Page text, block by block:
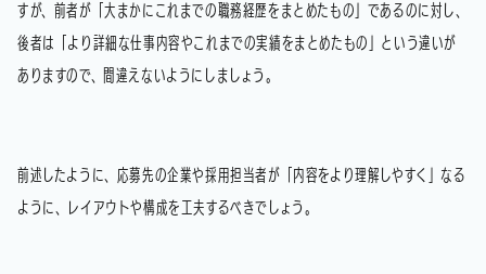
すが、前者が「大まかにこれまでの職務経歴をまとめたもの」であるのに対し、
後者は「より詳細な仕事内容やこれまでの実績をまとめたもの」という違いが
ありますので、間違えないようにしましょう。
前述したように、応募先の企業や採用担当者が「内容をより理解しやすく」なる
ように、レイアウトや構成を工夫するべきでしょう。